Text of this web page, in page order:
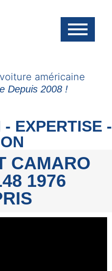
Depuis 2008 !
- EXPERTISE -
CAMARO
1976